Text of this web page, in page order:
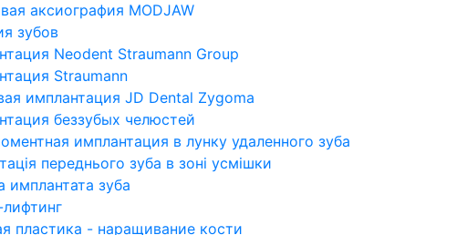
аксиография MODJAW
зубов
Neodent Straumann Group
Straumann
имплантация JD Dental Zygoma
беззубых челюстей
имплантация в лунку удаленного зуба
переднього зуба в зоні усмішки
имплантата зуба
пластика - наращивание кости